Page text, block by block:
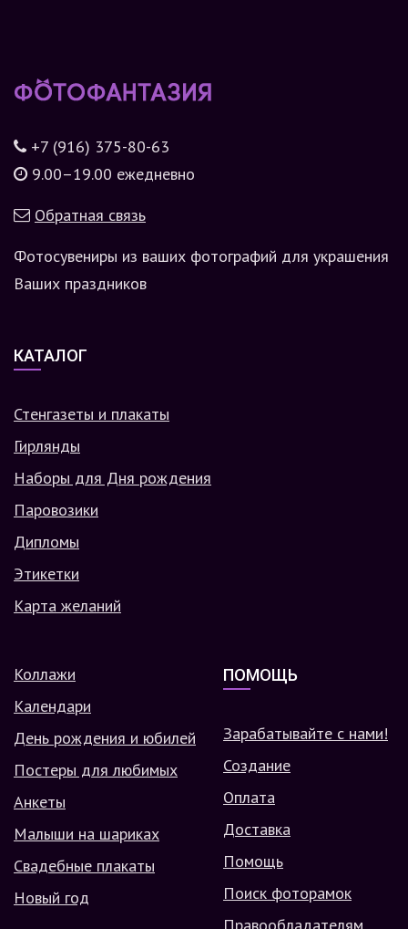
+7 (916) 375-80-63
9.00–19.00 ежедневно
Обратная связь
Фотосувениры из ваших фотографий для украшения
Ваших праздников
КАТАЛОГ
Стенгазеты и плакаты
Гирлянды
Наборы для Дня рождения
Паровозики
Дипломы
Этикетки
Карта желаний
Коллажи
Календари
День рождения и юбилей
Постеры для любимых
Анкеты
Малыши на шариках
Свадебные плакаты
Новый год
ПОМОЩЬ
Зарабатывайте с нами!
Создание
Оплата
Доставка
Помощь
Поиск фоторамок
Правообладателям